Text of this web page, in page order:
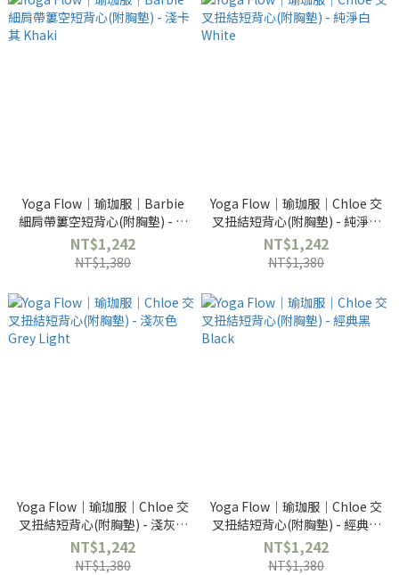
Yoga Flow｜瑜珈服｜Barbie
細肩帶簍空短背心(附胸墊) - 淺
卡其 Khaki
NT$1,242
NT$1,380
Yoga Flow｜瑜珈服｜Chloe 交
叉扭結短背心(附胸墊) - 純淨白
White
NT$1,242
NT$1,380
Yoga Flow｜瑜珈服｜Chloe 交
叉扭結短背心(附胸墊) - 淺灰色
Grey Light
NT$1,242
NT$1,380
Yoga Flow｜瑜珈服｜Chloe 交
叉扭結短背心(附胸墊) - 經典黑
Black
NT$1,242
NT$1,380